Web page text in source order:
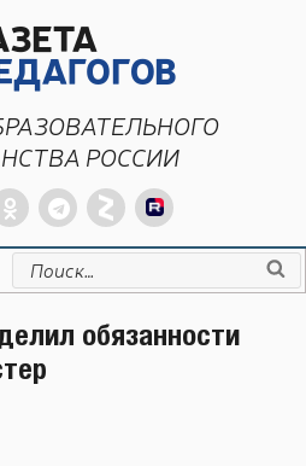
РОССИИ
Искать:
обязанности